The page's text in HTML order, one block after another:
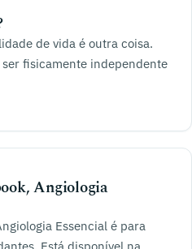
de vida é outra coisa.
fisicamente independente
Angiologia
Essencial é para